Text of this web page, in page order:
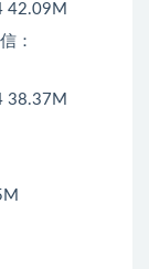
42.09M
：
38.37M